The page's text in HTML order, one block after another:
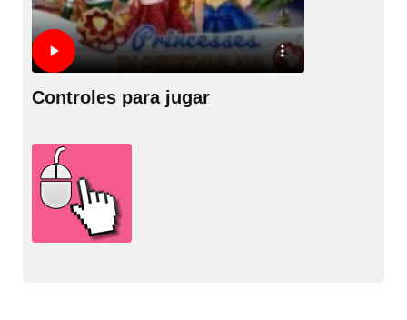
Controles para jugar